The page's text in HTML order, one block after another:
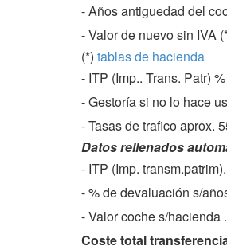
- Años antiguedad del
- Valor de nuevo sin IVA
(*) tablas de hacienda
- ITP (Imp.. Trans. Patr)
- Gestoría si no lo hace
-Tasas de trafico aprox.
Datos rellenados
- ITP (Imp.
- % de devaluación s/
- Valor coche s/hacienda
Coste total